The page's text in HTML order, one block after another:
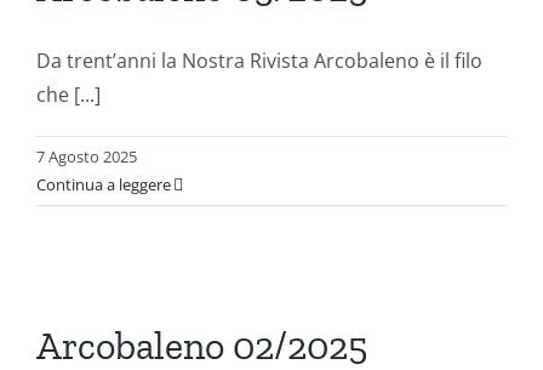
Da trent’anni la Nostra Rivista Arcobaleno è il filo
che [...]
7 Agosto 2025
Continua a leggere
Arcobaleno 02/2025